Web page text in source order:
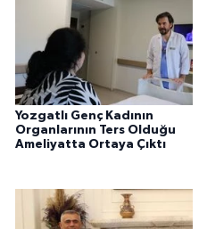
Yozgatlı Genç Kadının
Organlarının Ters Olduğu
Ameliyatta Ortaya Çıktı